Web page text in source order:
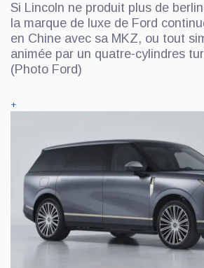
Si Lincoln ne produit plus de
la marque de luxe de Ford
en Chine avec sa MKZ, ou tout
animée par un quatre-cylindres
(Photo Ford)
+